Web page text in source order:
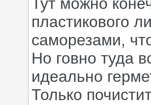
пластикового
саморезами,
Но говно туда
идеально
Только